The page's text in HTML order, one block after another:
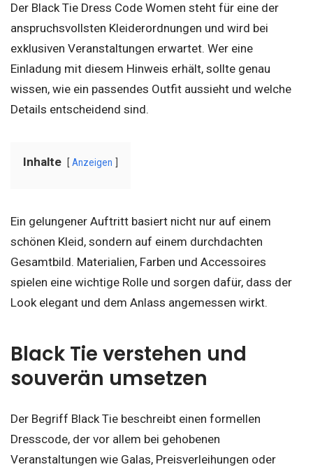
Der Black Tie Dress Code Women steht für eine der
anspruchsvollsten Kleiderordnungen und wird bei
exklusiven Veranstaltungen erwartet. Wer eine
Einladung mit diesem Hinweis erhält, sollte genau
wissen, wie ein passendes Outfit aussieht und welche
Details entscheidend sind.
Inhalte Anzeigen
Ein gelungener Auftritt basiert nicht nur auf einem
schönen Kleid, sondern auf einem durchdachten
Gesamtbild. Materialien, Farben und Accessoires
spielen eine wichtige Rolle und sorgen dafür, dass der
Look elegant und dem Anlass angemessen wirkt.
Black Tie verstehen und
souverän umsetzen
Der Begriff Black Tie beschreibt einen formellen
Dresscode, der vor allem bei gehobenen
Veranstaltungen wie Galas, Preisverleihungen oder